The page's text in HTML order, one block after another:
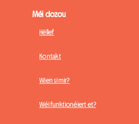
Méi dozou
Hëllef
Kontakt
Wien si mir?
Wéi funktionéiert et?